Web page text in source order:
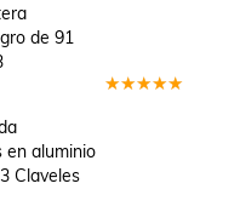
de 91
en aluminio
Claveles